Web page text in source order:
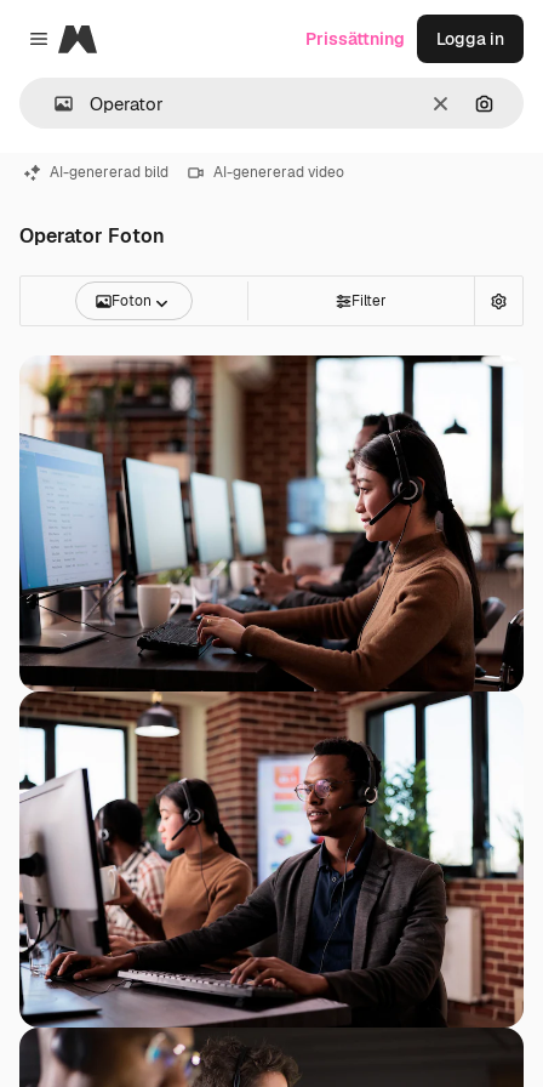
Close menu
Magnific
RensaSök
Prissättning Logga in
AI-genererad bild AI-genererad video
Operator Foton
Foton Filter